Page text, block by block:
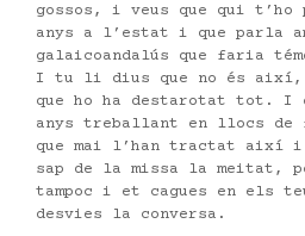
gossos, i veus que qui t’ho
anys a l’estat i que parla
galaicoandalús que faria
I tu li dius que no és així,
que ho ha destarotat tot. I
anys treballant en llocs de
que mai l’han tractat així i
sap de la missa la meitat,
tampoc i et cagues en els
desvies la conversa.